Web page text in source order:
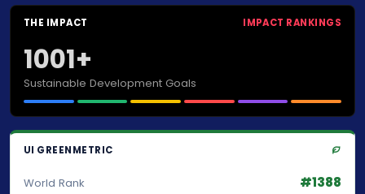
THE IMPACT IMPACT RANKINGS
1001+
Sustainable Development Goals
UI GREENMETRIC
World Rank #1388